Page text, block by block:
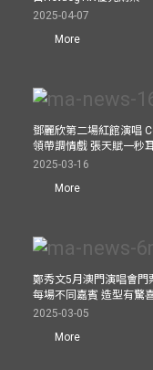
2025-04-07
More
鄧麗欣第二場紅館演唱
領帶調情戲 張天賦一秒
2025-03-16
More
鄭秀文5月澳門演唱會
每場不同嘉賓 造型有驚
2025-03-05
More